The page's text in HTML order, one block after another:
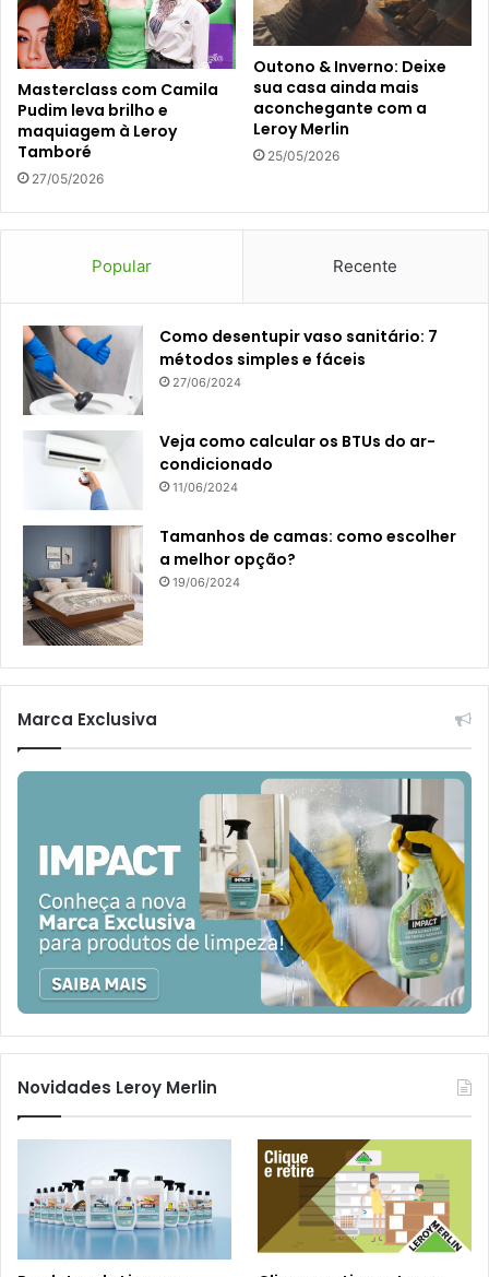
Masterclass com Camila
Pudim leva brilho e
maquiagem à Leroy
Tamboré
27/05/2026
Outono & Inverno: Deixe
sua casa ainda mais
aconchegante com a
Leroy Merlin
25/05/2026
Popular Recente
Como desentupir vaso sanitário: 7
métodos simples e fáceis
27/06/2024
Veja como calcular os BTUs do ar-
condicionado
11/06/2024
Tamanhos de camas: como escolher
a melhor opção?
19/06/2024
Marca Exclusiva
Novidades Leroy Merlin